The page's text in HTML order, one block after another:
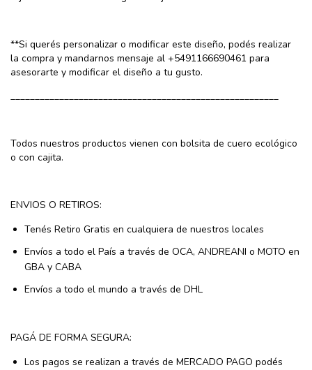
**Si querés personalizar o modificar este diseño, podés realizar
la compra y mandarnos mensaje al +5491166690461 para
asesorarte y modificar el diseño a tu gusto.
_______________________________________________________
Todos nuestros productos vienen con bolsita de cuero ecológico
o con cajita.
ENVIOS O RETIROS:
Tenés Retiro Gratis en cualquiera de nuestros locales
Envíos a todo el País a través de OCA, ANDREANI o MOTO en
GBA y CABA
Envíos a todo el mundo a través de DHL
PAGÁ DE FORMA SEGURA:
Los pagos se realizan a través de MERCADO PAGO podés